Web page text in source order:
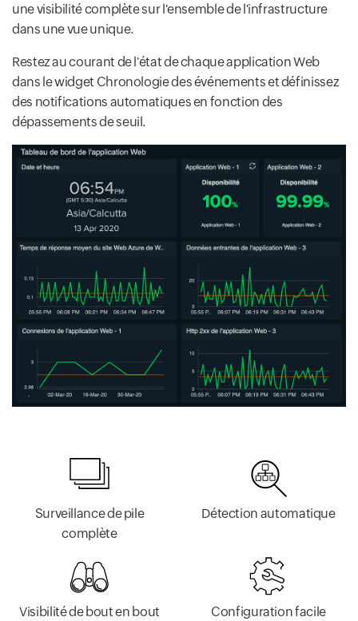
une visibilité complète sur l'ensemble de l'infrastructure
dans une vue unique.
Restez au courant de l'état de chaque application Web
dans le widget Chronologie des événements et définissez
des notifications automatiques en fonction des
dépassements de seuil.
Surveillance de pile
complète
Détection automatique
Visibilité de bout en bout Configuration facile